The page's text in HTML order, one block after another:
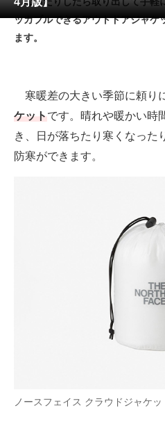
空調・季節家電
メディア
スマホと通信の最新トレンド
進化するPCとデバイスの未来
好きが集まる 比べて選べる
ビジネスと働き方のヒント
経営リーダーのコミュニティ
ッカブルできるアウトドアジャケ
ます。
寒暖差の大きい季節に頼り
ケットです。晴れや暖かい時
き、日が落ちたり寒くなった
防寒ができます。
ノースフェイス クラウドジャケッ